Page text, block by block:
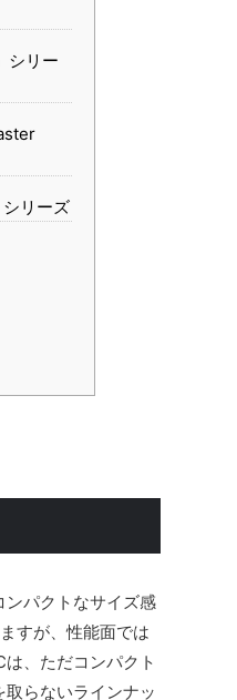
シリー
リーズ
パクトなサイズ感
すが、性能面では
、ただコンパクト
らないラインナッ